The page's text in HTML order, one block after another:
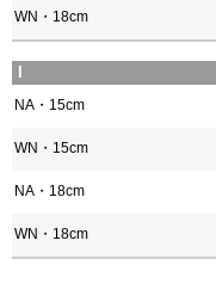
WN・18cm
I
NA・15cm
WN・15cm
NA・18cm
WN・18cm